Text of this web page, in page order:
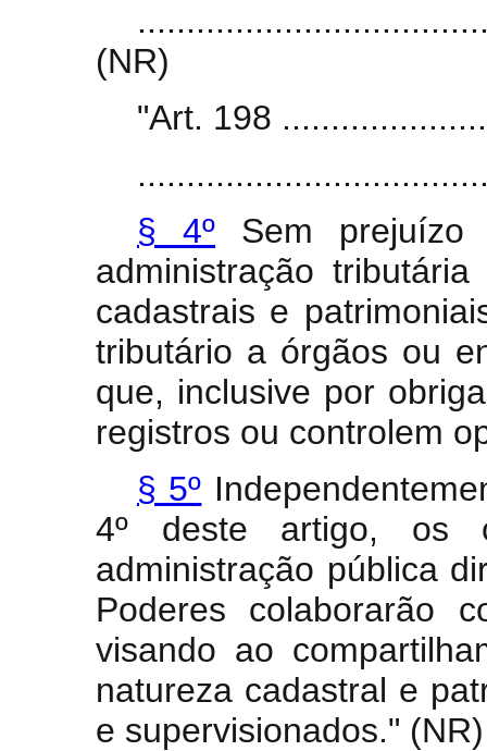
(NR)
"Art. 198
§ 4º Sem
administração
cadastrais e
tributário a órgãos ou
que, inclusive por
registros ou controlem
§ 5º
4º deste artigo, os
administração pública
Poderes colaborarão
visando ao
natureza cadastral e
e supervisionados." (NR)